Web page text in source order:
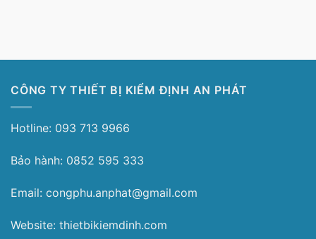
CÔNG TY THIẾT BỊ KIỂM ĐỊNH AN PHÁT
Hotline: 093 713 9966
Bảo hành: 0852 595 333
Email: congphu.anphat@gmail.com
Website: thietbikiemdinh.com